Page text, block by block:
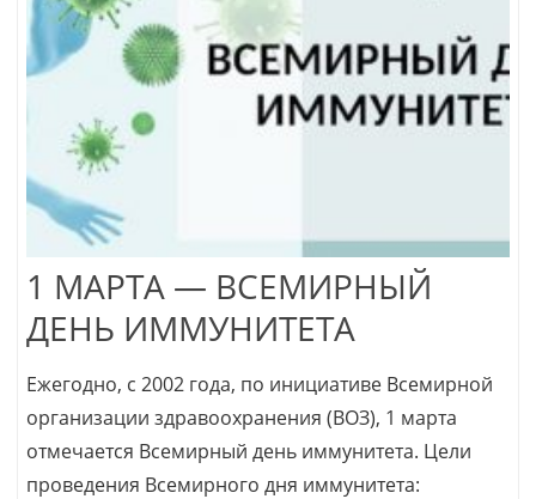
1 МАРТА — ВСЕМИРНЫЙ
ДЕНЬ ИММУНИТЕТА
Ежегодно, с 2002 года, по инициативе Всемирной
организации здравоохранения (ВОЗ), 1 марта
отмечается Всемирный день иммунитета. Цели
проведения Всемирного дня иммунитета: